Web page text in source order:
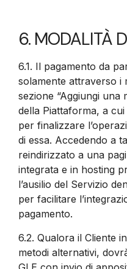
6. MODALITÀ
6.1. Il pagamento da
solamente attraverso i
sezione “Aggiungi una
della Piattaforma, a
per finalizzare
di essa. Accedendo a
reindirizzato a una
integrata e in hosting
l’ausilio del Servizio
per facilitare
pagamento.
6.2. Qualora il Cliente
metodi alternativi,